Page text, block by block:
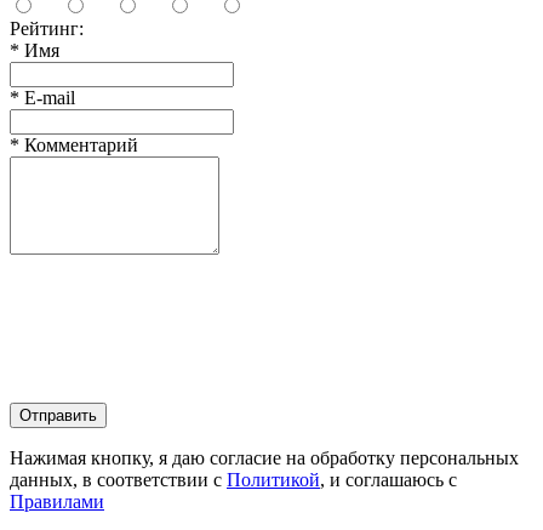
Рейтинг:
* Имя
* E-mail
* Комментарий
Отправить
Нажимая кнопку, я даю согласие на обработку персональных
данных, в соответствии с Политикой, и соглашаюсь с
Правилами